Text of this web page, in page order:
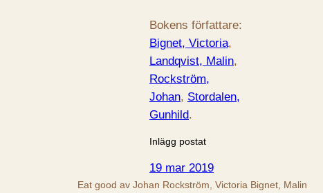
Bokens författare:
Bignet, Victoria
Landqvist, Malin
Rockström,
Johan, Stordalen,
Gunhild.
Inlägg postat
19 mar 2019
Eat good av Johan Rockström, Victoria Bignet, Malin